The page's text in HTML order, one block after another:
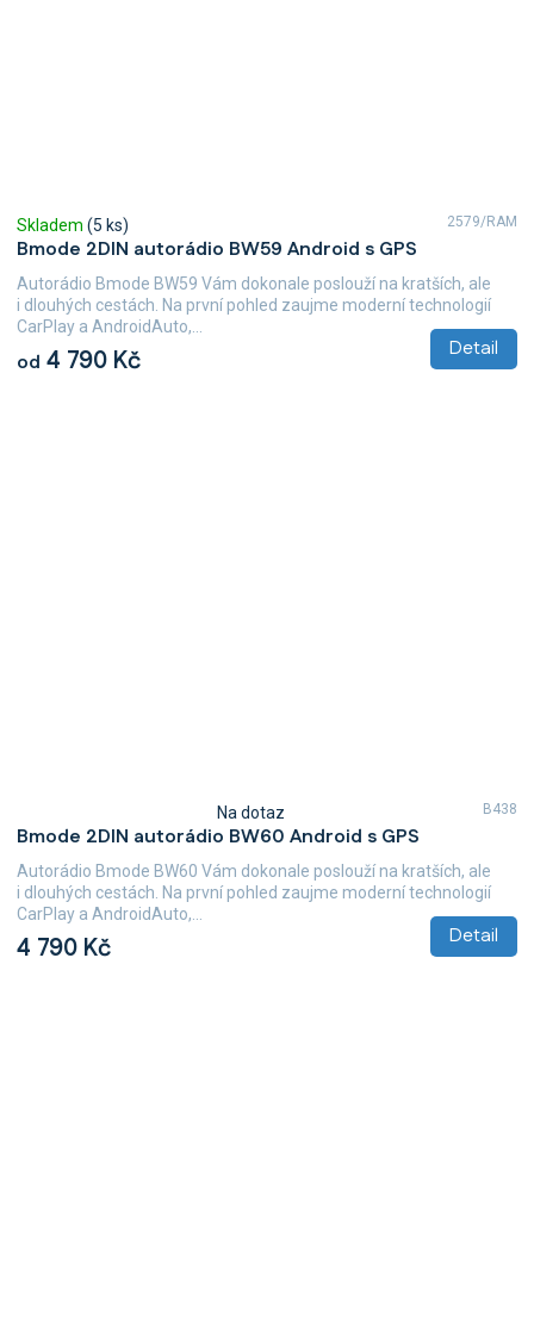
Bmode 2DIN autorádio BW59 Android s GPS
Skladem (5 ks)
od 4 790 Kč Detail
Autorádio Bmode BW59 Vám dokonale poslouží na kratších, ale
i dlouhých cestách. Na první pohled zaujme moderní technologií
CarPlay a AndroidAuto,...
2579/RAM
Bmode 2DIN autorádio BW60 Android s GPS
hodnocení
produktu
je
4,7
5
Na dotaz
4 790 Kč Detail
Autorádio Bmode BW60 Vám dokonale poslouží na kratších, ale
i dlouhých cestách. Na první pohled zaujme moderní technologií
CarPlay a AndroidAuto,...
B438